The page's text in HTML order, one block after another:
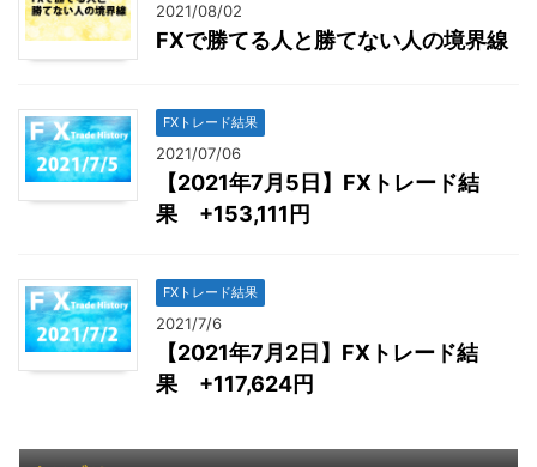
2021/08/02
FXで勝てる人と勝てない人の境界線
FXトレード結果
2021/07/06
【2021年7月5日】FXトレード結
果 +153,111円
FXトレード結果
2021/7/6
【2021年7月2日】FXトレード結
果 +117,624円